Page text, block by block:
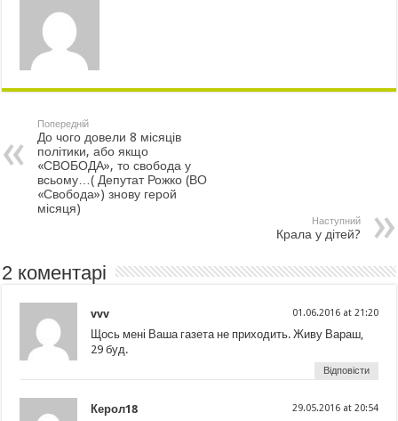
Попередній
До чого довели 8 місяців
політики, або якщо
«СВОБОДА», то свобода у
всьому…( Депутат Рожко (ВО
«Свобода») знову герой
місяця)
Наступний
Крала у дітей?
2 коментарі
vvv 01.06.2016 at 21:20
Щось мені Ваша газета не приходить. Живу Вараш,
29 буд.
Відповісти
Керол18 29.05.2016 at 20:54